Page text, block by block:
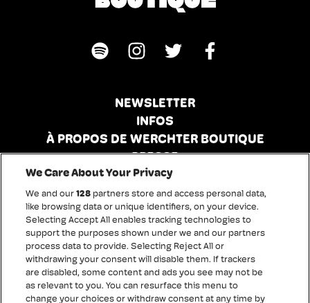
NEWSLETTER
INFOS
À PROPOS DE WERCHTER BOUTIQUE
PRESSE
MERCI
Conditions de vente
Mentions légales
Charte de confidentialité
Cookies
Charte d'accessibilité
We Care About Your Privacy
We and our128 partners store and access personal data,
like browsing data or unique identifiers, on your device.
Selecting Accept All enables tracking technologies to
support the purposes shown under we and our partners
process data to provide. Selecting Reject All or
withdrawing your consent will disable them. If trackers
are disabled, some content and ads you see may not be
as relevant to you. You can resurface this menu to
change your choices or withdraw consent at any time by